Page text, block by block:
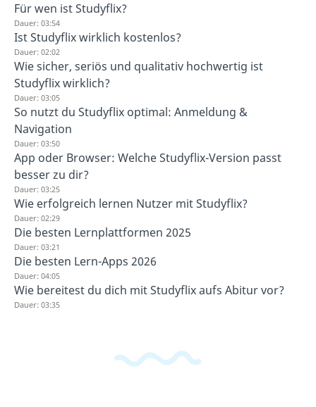
Für wen ist Studyflix?
Dauer: 03:54
Ist Studyflix wirklich kostenlos?
Dauer: 02:02
Wie sicher, seriös und qualitativ hochwertig ist
Studyflix wirklich?
Dauer: 03:05
So nutzt du Studyflix optimal: Anmeldung &
Navigation
Dauer: 03:50
App oder Browser: Welche Studyflix-Version passt
besser zu dir?
Dauer: 03:25
Wie erfolgreich lernen Nutzer mit Studyflix?
Dauer: 02:29
Die besten Lernplattformen 2025
Dauer: 03:21
Die besten Lern-Apps 2026
Dauer: 04:05
Wie bereitest du dich mit Studyflix aufs Abitur vor?
Dauer: 03:35